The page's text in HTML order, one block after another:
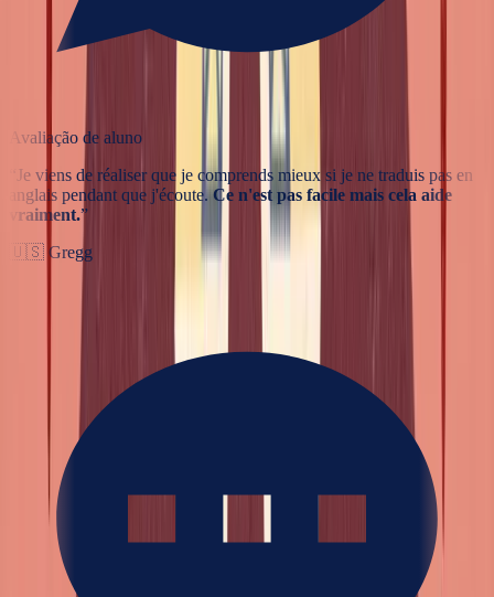
Avaliação de aluno
Je viens de réaliser que je comprends mieux si je ne traduis pas en
anglais pendant que j'écoute.Ce n'est pas facile mais cela aide
vraiment.”
🇺🇸 Gregg